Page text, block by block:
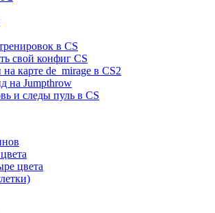
в CS
свой конфиг CS
карте de_mirage в CS2
на Jumpthrow
и следы пуль в CS
цвета